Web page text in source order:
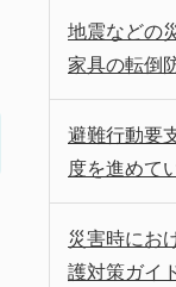
地震などの
家具の転倒
避難行動要
度を進めて
災害時にお
護対策ガイ